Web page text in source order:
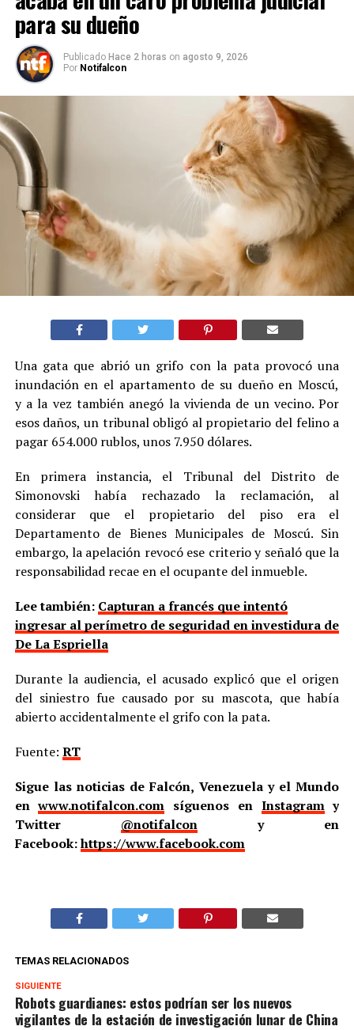
para su dueño
Publicado Hace 2 horas on agosto 9, 2026
Por Notifalcon
Una gata que abrió un grifo con la pata provocó una
inundación en el apartamento de su dueño en Moscú,
y a la vez también anegó la vivienda de un vecino. Por
esos daños, un tribunal obligó al propietario del felino a
pagar 654.000 rublos, unos 7.950 dólares.
En primera instancia, el Tribunal del Distrito de
Simonovski había rechazado la reclamación, al
considerar que el propietario del piso era el
Departamento de Bienes Municipales de Moscú. Sin
embargo, la apelación revocó ese criterio y señaló que la
responsabilidad recae en el ocupante del inmueble.
Lee también: Capturan a francés que intentó
ingresar al perímetro de seguridad en investidura de
De La Espriella
Durante la audiencia, el acusado explicó que el origen
del siniestro fue causado por su mascota, que había
abierto accidentalmente el grifo con la pata.
Fuente: RT
Sigue las noticias de Falcón, Venezuela y el Mundo
enwww.notifalcon.com síguenos en Instagramy
Twitter @notifalcony en
Facebook:https://www.facebook.com
TEMAS RELACIONADOS
SIGUIENTE
Robots guardianes: estos podrían ser los nuevos
vigilantes de la estación de investigación lunar de China